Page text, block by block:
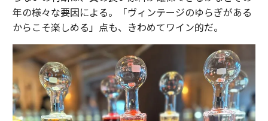
年の様々な要因による。「ヴィンテージのゆらぎがある
からこそ楽しめる」点も、きわめてワイン的だ。